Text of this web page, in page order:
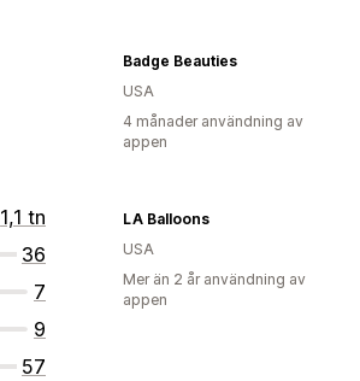
1,1 tn
36
7
9
57
Badge Beauties
USA
4 månader användning av
appen
LA Balloons
USA
Mer än 2 år användning av
appen